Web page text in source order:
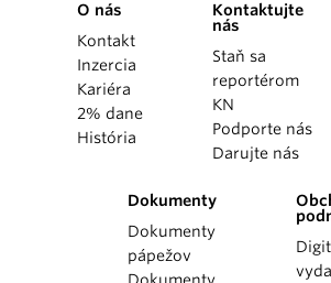
O nás
Kontakt
Inzercia
Kariéra
2% dane
História
Kontaktujte
nás
Staň sa
reportérom
KN
Podporte nás
Darujte nás
Dokumenty
Dokumenty
pápežov